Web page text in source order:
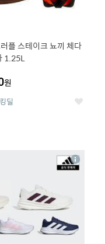
플 스테이크 뇨끼 체다
1.25L
원
딜 좋
상
세